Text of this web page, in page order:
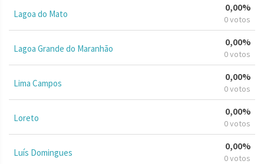
Lagoa do Mato
0,00%
0 votos
Lagoa Grande do Maranhão
0,00%
0 votos
Lima Campos
0,00%
0 votos
Loreto
0,00%
0 votos
Luís Domingues
0,00%
0 votos